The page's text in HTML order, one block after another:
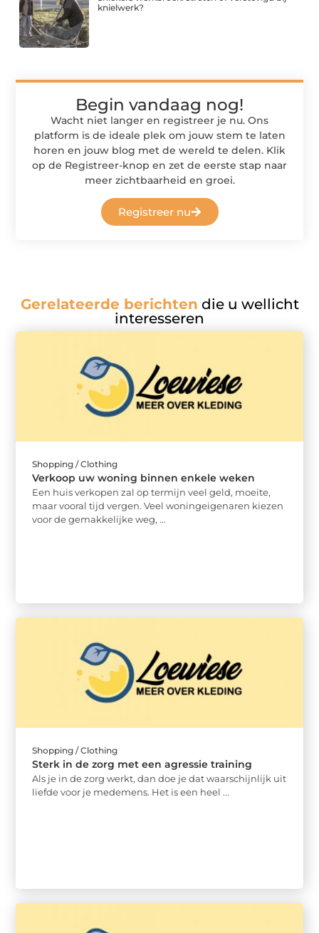
knielwerk?
Begin vandaag nog!
Wacht niet langer en registreer je nu. Ons
platform is de ideale plek om jouw stem te laten
horen en jouw blog met de wereld te delen. Klik
op de Registreer-knop en zet de eerste stap naar
meer zichtbaarheid en groei.
Registreer nu
Gerelateerde berichten die u wellicht
interesseren
Shopping / Clothing
Verkoop uw woning binnen enkele weken
Een huis verkopen zal op termijn veel geld, moeite,
maar vooral tijd vergen. Veel woningeigenaren kiezen
voor de gemakkelijke weg, ...
Shopping / Clothing
Sterk in de zorg met een agressie training
Als je in de zorg werkt, dan doe je dat waarschijnlijk uit
liefde voor je medemens. Het is een heel ...